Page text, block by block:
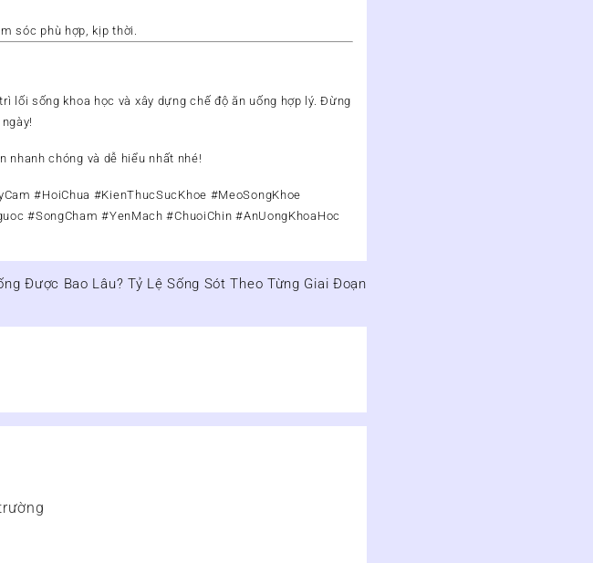
sóc phù hợp, kịp thời.
lối sống khoa học và xây dựng chế độ ăn uống hợp lý. Đừng
nhanh chóng và dễ hiểu nhất nhé!
#HoiChua #KienThucSucKhoe #MeoSongKhoe
#SongCham #YenMach #ChuoiChin #AnUongKhoaHoc
Được Bao Lâu? Tỷ Lệ Sống Sót Theo Từng Giai Đoạn